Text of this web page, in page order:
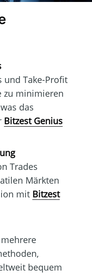
und Take-Profit
zu minimieren
das
Bitzest Genius
Trades
Märkten
mit Bitzest
bequem